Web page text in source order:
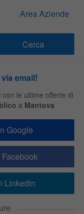
Area Aziende
email!
le ultime offerte di
a Mantova
Google
Linkedin